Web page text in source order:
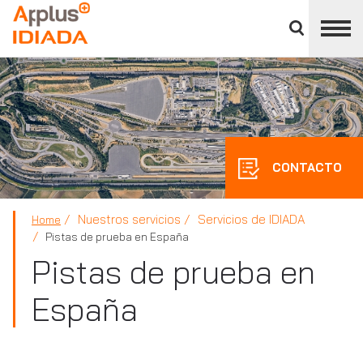
panel
APPLUS+
CONTACTO
Home Nuestros servicios Servicios de IDIADA
Pistas de prueba en España
Pistas de prueba en
España